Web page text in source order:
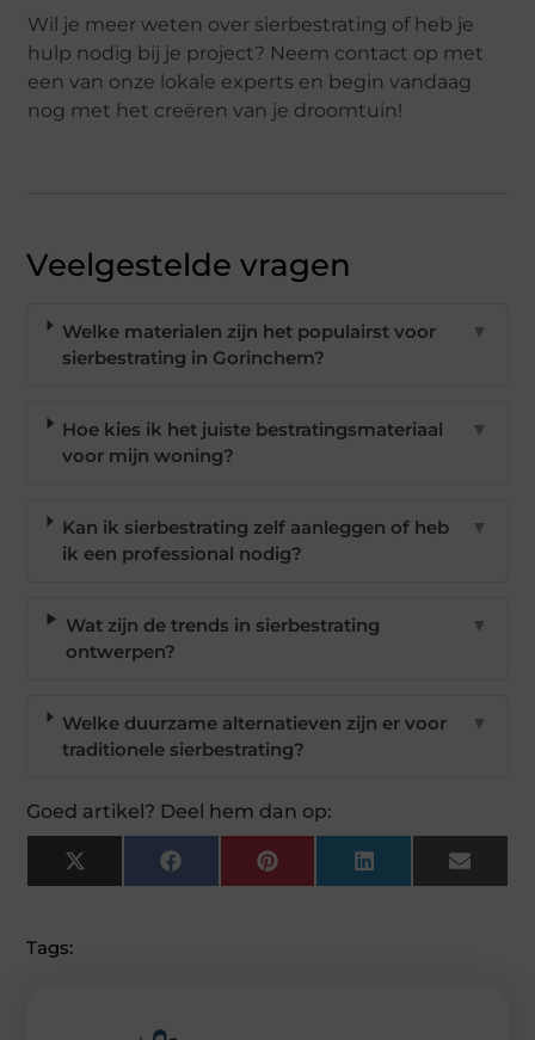
Wil je meer weten over sierbestrating of heb je
hulp nodig bij je project? Neem contact op met
een van onze lokale experts en begin vandaag
nog met het creëren van je droomtuin!
Veelgestelde vragen
Welke materialen zijn het populairst voor
sierbestrating in Gorinchem?
▼
Hoe kies ik het juiste bestratingsmateriaal
voor mijn woning?
▼
Kan ik sierbestrating zelf aanleggen of heb
ik een professional nodig?
▼
Wat zijn de trends in sierbestrating
ontwerpen?
▼
Welke duurzame alternatieven zijn er voor
traditionele sierbestrating?
▼
Goed artikel? Deel hem dan op:
X
(Twitter)
FacebookPinterest LinkedIn Email
Tags: